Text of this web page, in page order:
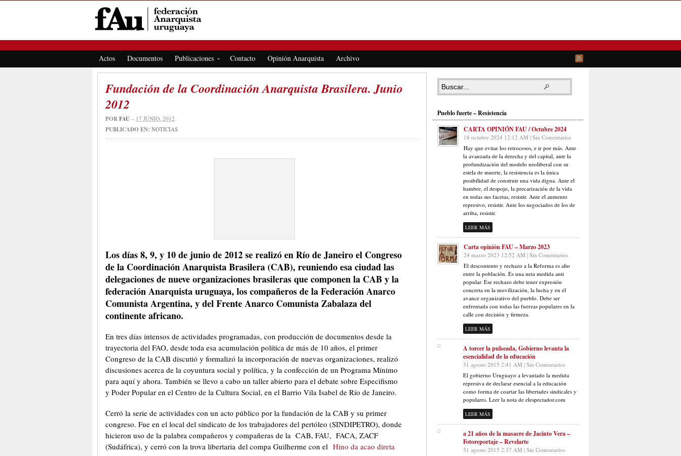
Actos Documentos Publicaciones Contacto Opinión Anarquista Archivo
Fundación de la Coordinación Anarquista Brasilera. Junio
2012
PORFAU – 17 JUNIO, 2012
PUBLICADO EN: NOTICIAS
Los días 8, 9, y 10 de junio de 2012 se realizó en Río de Janeiro el Congreso
de la Coordinación Anarquista Brasilera (CAB), reuniendo esa ciudad las
delegaciones de nueve organizaciones brasileras que componen la CAB y la
federación Anarquista uruguaya, los compañeros de la Federación Anarco
Comunista Argentina, y del Frente Anarco Comunista Zabalaza del
continente africano.
En tres días intensos de actividades programadas, con producción de documentos desde la
trayectoria del FAO, desde toda esa acumulación política de más de 10 años, el primer
Congreso de la CAB discutió y formalizó la incorporación de nuevas organizaciones, realizó
discusiones acerca de la coyuntura social y política, y la confección de un Programa Mínimo
para aquí y ahora. También se llevo a cabo un taller abierto para el debate sobre Especifismo
y Poder Popular en el Centro de la Cultura Social, en el Barrio Vila Isabel de Río de Janeiro.
Cerró la serie de actividades con un acto público por la fundación de la CAB y su primer
congreso. Fue en el local del sindicato de los trabajadores del pertóleo (SINDIPETRO), donde
hicieron uso de la palabra compañeros y compañeras de la CAB, FAU, FACA, ZACF
(Sudáfrica), y cerró con la trova libertaria del compa Guilherme con el Hino da acao direta
Pueblo fuerte – Resistencia
CARTA OPINIÓN FAU / Octubre 2024
18 octubre 2024 12:12 AM | Sin Comentarios
Hay que evitar los retrocesos, e ir por más. Ante
la avanzada de la derecha y del capital, ante la
profundización del modelo neoliberal con su
estela de muerte, la resistencia es la única
posibilidad de construir una vida digna. Ante el
hambre, el despojo, la precarización de la vida
en todas sus facetas, resistir. Ante el aumento
represivo, resistir. Ante los negociados de los de
arriba, resistir.
LEER MÁS
Carta opinión FAU – Marzo 2023
24 marzo 2023 12:52 AM | Sin Comentarios
El descontento y rechazo a la Reforma es alto
entre la población. Es una neta medida anti
popular. Ese rechazo debe tener expresión
concreta en la movilización, la lucha y en el
avance organizativo del pueblo. Debe ser
enfrentada con todas las fuerzas populares en la
calle con decisión y firmeza.
LEER MÁS
A torcer la pulseada, Gobierno levanta la
esencialidad de la educación
31 agosto 2015 2:41 AM | Sin Comentarios
El gobierno Uruguayo a levantado la medida
represiva de declarar esencial a la educación
como forma de coartar las libertades sindicales y
populares. Leer la nota de elespectador.com
LEER MÁS
a 21 años de la masacre de Jacinto Vera –
Fotoreportaje – Revelarte
31 agosto 2015 2:37 AM | Sin Comentarios